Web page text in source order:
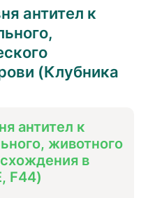
антител к
(Клубника
антител к
животного
в
F44)